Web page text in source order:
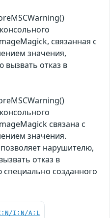
связанная с
значения,
отказ в
связана с
значения.
нарушителю,
отказ в
созданного
I:N/A:L